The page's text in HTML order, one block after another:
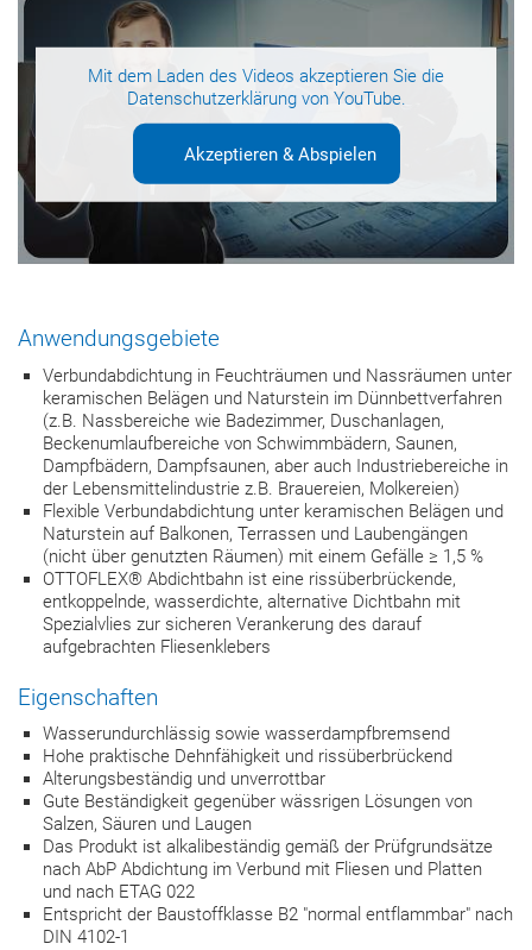
Mit dem Laden des Videos akzeptieren Sie die
Datenschutzerklärungvon YouTube.
Akzeptieren & Abspielen
Anwendungsgebiete
Verbundabdichtung in Feuchträumen und Nassräumen unter
keramischen Belägen und Naturstein im Dünnbettverfahren
(z.B. Nassbereiche wie Badezimmer, Duschanlagen,
Beckenumlaufbereiche von Schwimmbädern, Saunen,
Dampfbädern, Dampfsaunen, aber auch Industriebereiche in
der Lebensmittelindustrie z.B. Brauereien, Molkereien)
Flexible Verbundabdichtung unter keramischen Belägen und
Naturstein auf Balkonen, Terrassen und Laubengängen
(nicht über genutzten Räumen) mit einem Gefälle ≥ 1,5 %
OTTOFLEX® Abdichtbahn ist eine rissüberbrückende,
entkoppelnde, wasserdichte, alternative Dichtbahn mit
Spezialvlies zur sicheren Verankerung des darauf
aufgebrachten Fliesenklebers
Eigenschaften
Wasserundurchlässig sowie wasserdampfbremsend
Hohe praktische Dehnfähigkeit und rissüberbrückend
Alterungsbeständig und unverrottbar
Gute Beständigkeit gegenüber wässrigen Lösungen von
Salzen, Säuren und Laugen
Das Produkt ist alkalibeständig gemäß der Prüfgrundsätze
nach AbP Abdichtung im Verbund mit Fliesen und Platten
und nach ETAG 022
Entspricht der Baustoffklasse B2 "normal entflammbar" nach
DIN 4102-1